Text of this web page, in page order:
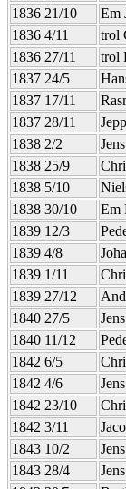
1836 21/10
Em
1836 4/11
trol
1836 27/11
trol
1837 24/5
1837 17/11
1837 28/11
1838 2/2
1838 25/9
1838 5/10
1838 30/10
Em
1839 12/3
1839 4/8
1839 1/11
1839 27/12
1840 27/5
1840 11/12
1842 6/5
1842 4/6
1842 23/10
1842 3/11
1843 10/2
1843 28/4